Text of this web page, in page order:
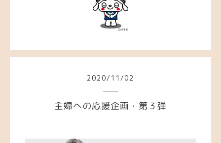
2020/ 11 /02
主婦への応援企画・第３弾